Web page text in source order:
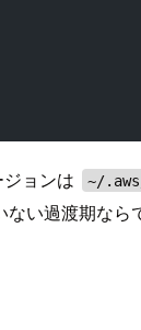
ョンは ~/
い過渡期なら